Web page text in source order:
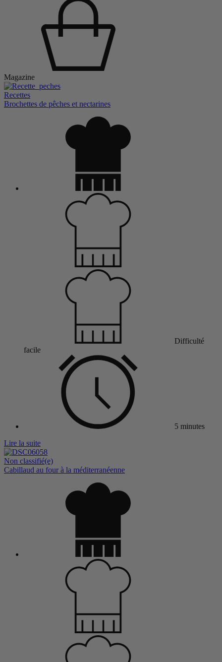
Magazine
Recettes
Brochettes de pêches et nectarines
Difficulté
facile
5 minutes
Lire la suite
Non classifié(e)
Cabillaud au four à la méditerranéenne